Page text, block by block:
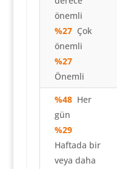
önemli
%27Çok
önemli
%27
Önemli
%48Her
gün
%29
Haftada bir
veya daha